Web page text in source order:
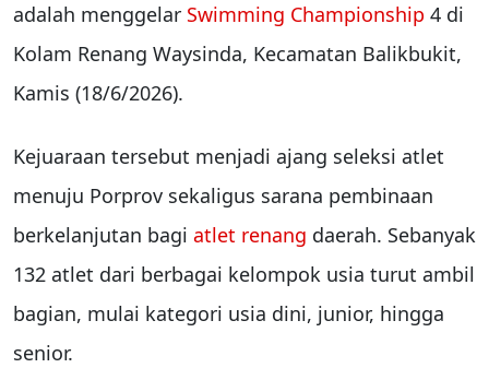
adalah menggelar Swimming Championship 4 di
Kolam Renang Waysinda, Kecamatan Balikbukit,
Kamis (18/6/2026).
Kejuaraan tersebut menjadi ajang seleksi atlet
menuju Porprov sekaligus sarana pembinaan
berkelanjutan bagi atlet renang daerah. Sebanyak
132 atlet dari berbagai kelompok usia turut ambil
bagian, mulai kategori usia dini, junior, hingga
senior.